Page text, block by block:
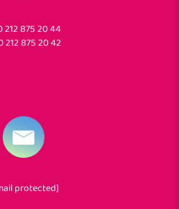
212 875 20 44
212 875 20 42
protected]